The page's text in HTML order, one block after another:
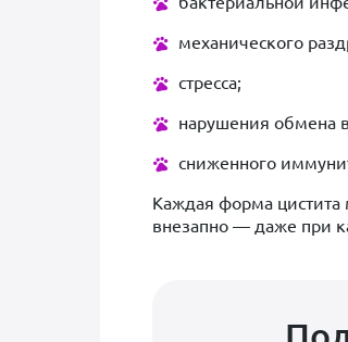
механического
стресса;
нарушения обмена
сниженного
Каждая форма
внезапно — даже при